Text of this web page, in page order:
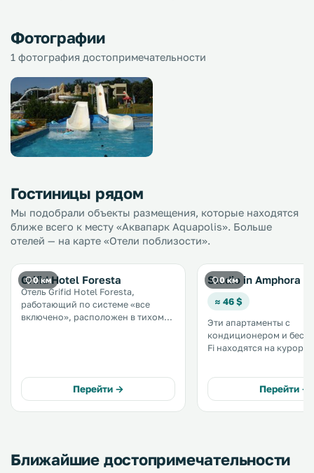
Фотографии
1 фотография достопримечательности
Гостиницы рядом
Мы подобрали объекты размещения, которые находятся
ближе всего к месту «Аквапарк Aquapolis». Больше
отелей — на карте «Отели поблизости».
0 км
Grifid Hotel Foresta
Отель Grifid Hotel Foresta,
работающий по системе «все
включено», расположен в тихом
бассейн. Обустроена бесплатная
Перейти →
0 км
Studio in Amphora
≈ 46 $
Эти апартаменты с
кондиционером и
Fi находятся на
«Акваполис»
метров. .
Перейти →
Ближайшие достопримечательности